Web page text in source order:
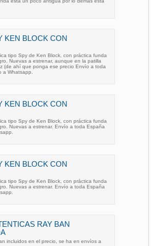
KEN BLOCK CON
tipo Spy de Ken Block, con práctica funda
Nuevas a estrenar, aunque en la patilla
(de ahí que ponga ese precio Envío a toda
a Whatsapp.
KEN BLOCK CON
tipo Spy de Ken Block, con práctica funda
Nuevas a estrenar. Envío a toda España
KEN BLOCK CON
tipo Spy de Ken Block, con práctica funda
Nuevas a estrenar. Envío a toda España
RAY BAN
incluidos en el precio, se ha en envíos a